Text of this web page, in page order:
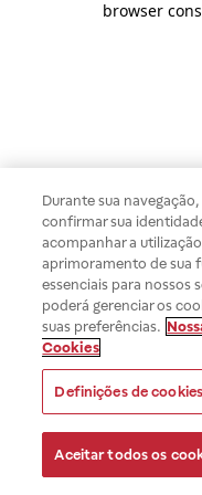
browser
Durante sua
confirmar sua
acompanhar a
aprimoramento de sua
essenciais para nossos
poderá gerenciar os
suas preferências.
Cookies
Definições de cookies
Aceitar todos os